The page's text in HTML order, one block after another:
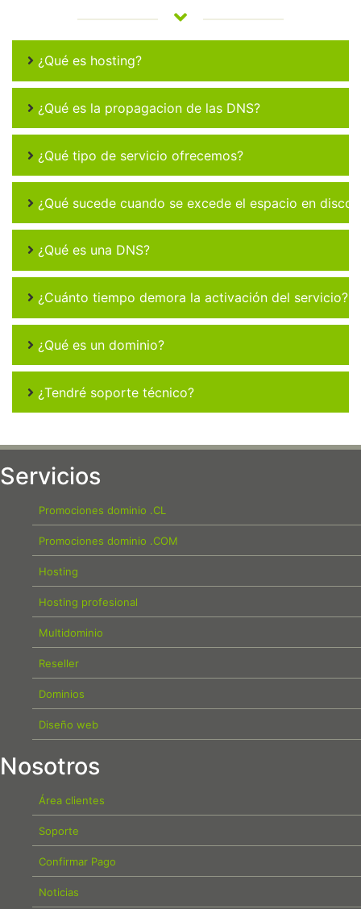
¿Qué es hosting?
¿Qué es la propagacion de las DNS?
¿Qué tipo de servicio ofrecemos?
¿Qué sucede cuando se excede el espacio en disco
¿Qué es una DNS?
¿Cuánto tiempo demora la activación del servicio?
¿Qué es un dominio?
¿Tendré soporte técnico?
Servicios
Promociones dominio .CL
Promociones dominio .COM
Hosting
Hosting profesional
Multidominio
Reseller
Dominios
Diseño web
Nosotros
Área clientes
Soporte
Confirmar Pago
Noticias